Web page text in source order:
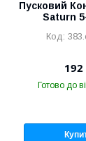
Пусковий
Saturn
192
Готово до